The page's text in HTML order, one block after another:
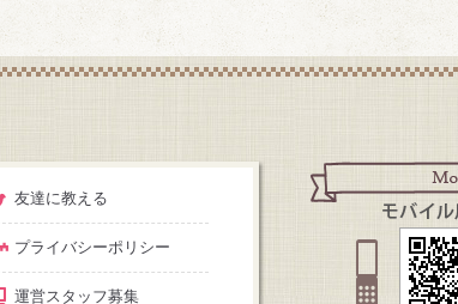
友達に教える
プライバシーポリシー
運営スタッフ募集